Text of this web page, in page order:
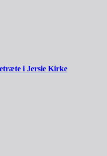
i Jersie Kirke